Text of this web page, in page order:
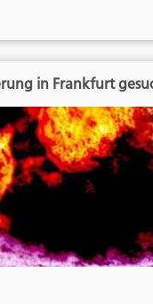
in Frankfurt